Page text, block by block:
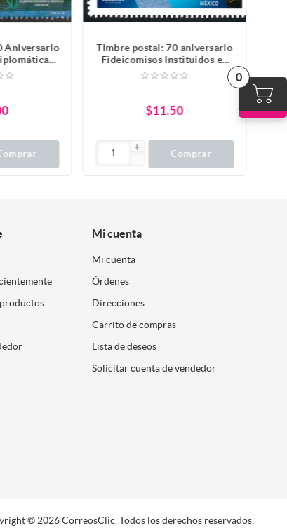
0
Aniversario
de
Timbre postal: 70 aniversario
Fideicomisos Instituidos en
Relación con la Agricultura
$11.50
Comprar
Mi cuenta
Mi cuenta
Órdenes
Direcciones
Carrito de compras
Lista de deseos
Solicitar cuenta de vendedor
© 2026 CorreosClic. Todos los derechos reservados.